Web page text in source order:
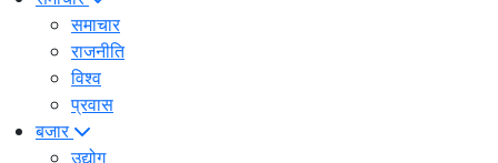
समाचार
राजनीति
विश्व
प्रवास
बजार
उद्योग